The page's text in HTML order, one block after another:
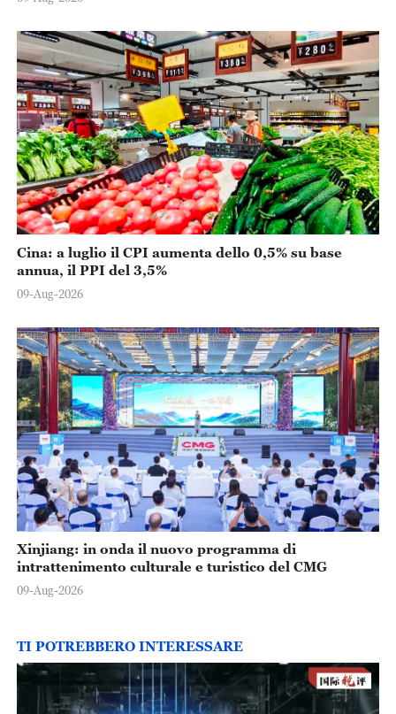
Cina: a luglio il CPI aumenta dello 0,5% su base
annua, il PPI del 3,5%
09-Aug-2026
Xinjiang: in onda il nuovo programma di
intrattenimento culturale e turistico del CMG
09-Aug-2026
TI POTREBBERO INTERESSARE